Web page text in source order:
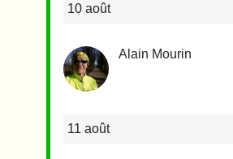
10 août
Alain Mourin
11 août